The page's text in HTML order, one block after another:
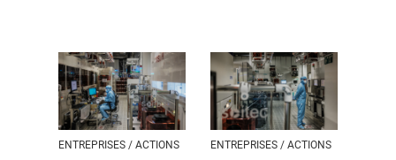
ENTREPRISES / ACTIONS ENTREPRISES / ACTIONS